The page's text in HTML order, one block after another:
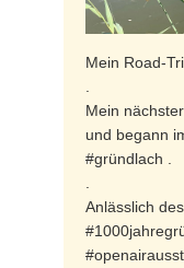
Mein Road-
Mein
und begann
#gründlach .
Anlässlich